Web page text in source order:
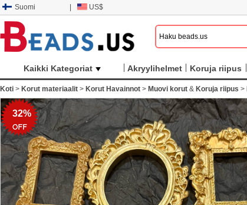
Suomi US$
Kaikki Kategoriat Akryylihelmet Koruja riipus
Koti > Korut materiaalit > Korut Havainnot > Muovi korut & Koruja riipus >
32%